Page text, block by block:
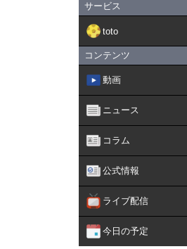
サービス
toto
コンテンツ
動画
ニュース
コラム
公式情報
ライブ配信
今日の予定